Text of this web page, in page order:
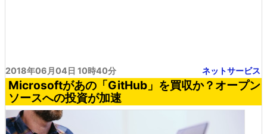
2018年06月04日 10時40分 ネットサービス
Microsoftがあの「GitHub」を買収か？オープン
ソースへの投資が加速